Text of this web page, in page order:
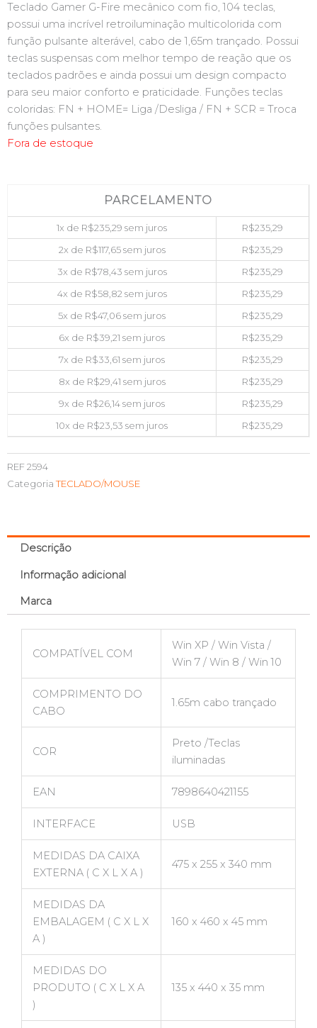
Teclado Gamer G-Fire mecânico com fio, 104 teclas,
possui uma incrível retroiluminação multicolorida com
função pulsante alterável, cabo de 1,65m trançado. Possui
teclas suspensas com melhor tempo de reação que os
teclados padrões e ainda possui um design compacto
para seu maior conforto e praticidade. Funções teclas
coloridas: FN + HOME= Liga /Desliga / FN + SCR = Troca
funções pulsantes.
Fora de estoque
PARCELAMENTO
1x de R$235,29 sem juros R$235,29
2x de R$117,65sem juros R$235,29
3x de R$78,43 sem juros R$235,29
4x de R$58,82 sem juros R$235,29
5x de R$47,06sem juros R$235,29
6x de R$39,21 sem juros R$235,29
7x de R$33,61 sem juros R$235,29
8x de R$29,41 sem juros R$235,29
9x de R$26,14sem juros R$235,29
10x de R$23,53 sem juros R$235,29
REF2594
Categoria TECLADO/MOUSE
Descrição
Informação adicional
Marca
COMPATÍVEL COM
Win XP / Win Vista /
Win 7 / Win 8 / Win 10
COMPRIMENTO DO
CABO
1.65m cabo trançado
COR
Preto /Teclas
iluminadas
EAN 7898640421155
INTERFACE USB
MEDIDAS DA CAIXA
EXTERNA ( C X L X A )
475 x 255 x 340 mm
MEDIDAS DA
EMBALAGEM ( C X L X
A )
160 x 460 x 45 mm
MEDIDAS DO
PRODUTO ( C X L X A
)
135 x 440 x 35 mm